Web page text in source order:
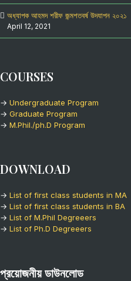
অধ্যাপক আহমদ শরীফ জন্মশতবর্ষ উদযাপন ২০২১
April 12, 2021
COURSES
→ Undergraduate Program
→ Graduate Program
→ M.Phil./ph.D Program
DOWNLOAD
→ List of first class students in MA
→ List of first class students in BA
→ List of M.Phil Degreeers
→ List of Ph.D Degreeers
প্রয়োজনীয় ডাউনলোড